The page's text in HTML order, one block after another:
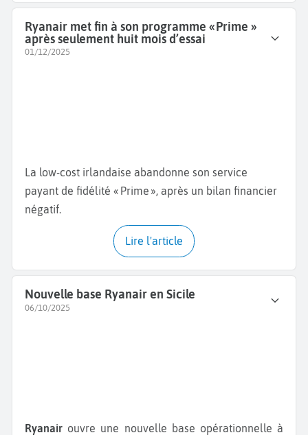
Ryanair met fin à son programme « Prime »
après seulement huit mois d’essai
01/12/2025
La low-cost irlandaise abandonne son service
payant de fidélité « Prime », après un bilan financier
négatif.
Lire l'article
Nouvelle base Ryanair en Sicile
06/10/2025
Ryanair ouvre une nouvelle base opérationnelle à